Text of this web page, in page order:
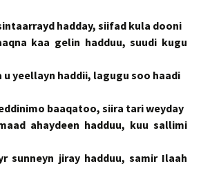
hadday, siifad kula dooni
kaa gelin hadduu, suudi kugu
u yeellayn haddii, lagugu soo haadi
baaqatoo, siira tari weyday
ahaydeen hadduu, kuu sallimi
sunneyn jiray hadduu, samir Ilaah